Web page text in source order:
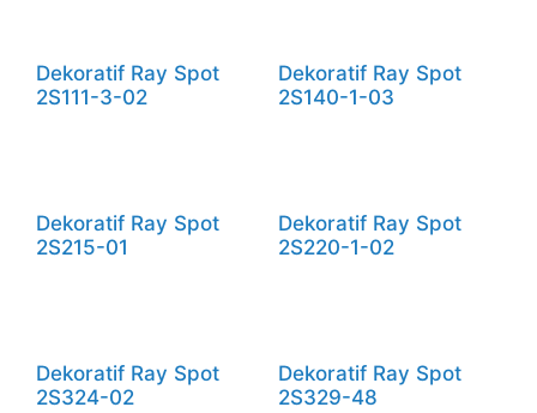
Dekoratif Ray Spot
2S111-3-02
Dekoratif Ray Spot
2S140-1-03
Dekoratif Ray Spot
2S215-01
Dekoratif Ray Spot
2S220-1-02
Dekoratif Ray Spot
2S324-02
Dekoratif Ray Spot
2S329-48